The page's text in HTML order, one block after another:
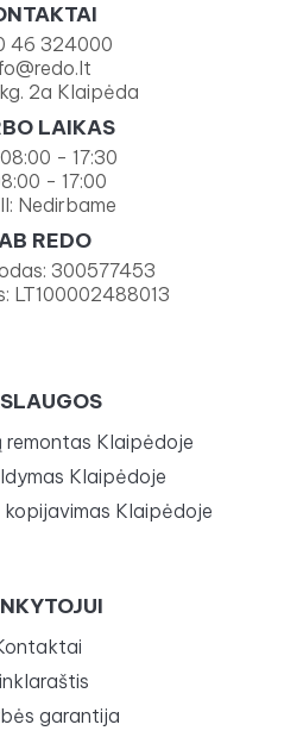
46 324000
2a Klaipėda
LAIKAS
- 17:30
- 17:00
Nedirbame
REDO
300577453
LT100002488013
remontas Klaipėdoje
Klaipėdoje
kopijavimas Klaipėdoje
garantija